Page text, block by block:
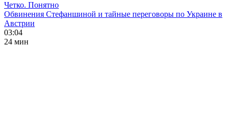
Четко. Понятно
Обвинения Стефаншиной и тайные переговоры по Украине в
Австрии
03:04
24 мин